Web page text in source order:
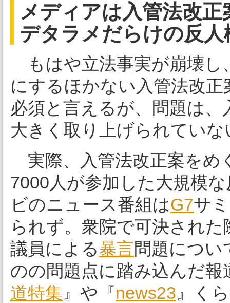
メディアは入管法改
デタラメだらけの反
もはや立法事実が崩壊し
にするほかない入管法改
必須と言えるが、問題は
大きく取り上げられてい
実際、入管法改正案をめ
7000人が参加した大規模な
ビのニュース番組はG7サ
られず。衆院で可決された
議員による暴言問題につ
のの問題点に踏み込んだ
道特集 』や『news23 』く